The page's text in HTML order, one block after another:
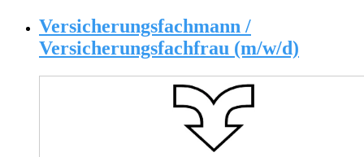
Versicherungsfachmann /
Versicherungsfachfrau (m/w/d)